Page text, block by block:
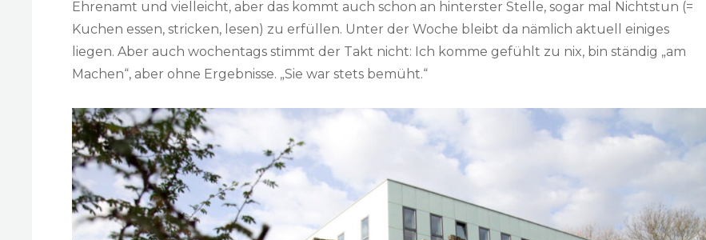
Ehrenamt und vielleicht, aber das kommt auch schon an hinterster Stelle, sogar mal Nichtstun (=
Kuchen essen, stricken, lesen) zu erfüllen. Unter der Woche bleibt da nämlich aktuell einiges
liegen. Aber auch wochentags stimmt der Takt nicht: Ich komme gefühlt zu nix, bin ständig „am
Machen“, aber ohne Ergebnisse. „Sie war stets bemüht.“